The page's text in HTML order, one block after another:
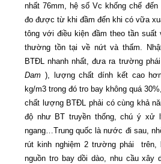
nhất 76mm, hệ số Vc khống chế
đo được từ khi đầm đến khi có vữa
tông với điều kiện đầm theo tần suất
thường tồn tại về nứt và thấm.
BTĐL nhanh nhất, đưa ra trường phái
Dam ), lượng chất dính kết cao
kg/m3 trong đó tro bay không quá
chất lượng BTĐL phải có cùng khả
độ như BT truyền thống, chú ý xử
ngang…Trung quốc là nước đi sau,
rút kinh nghiệm 2 trường phái
trên,
nguồn tro bay dồi dào, nhu cầu xây